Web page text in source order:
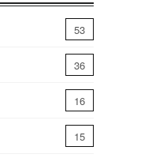
53
36
16
15